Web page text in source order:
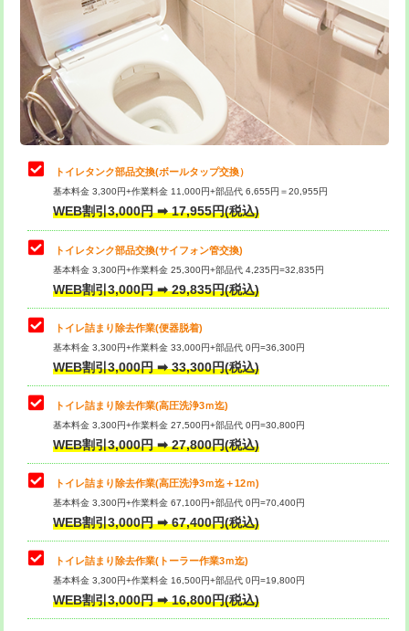
トイレタンク部品交換(ボールタップ交換）
基本料金 3,300円+作業料金 11,000円+部品代 6,655円＝20,955円
WEB割引3,000円 ➡ 17,955円(税込)
トイレタンク部品交換(サイフォン管交換)
基本料金 3,300円+作業料金 25,300円+部品代 4,235円=32,835円
WEB割引3,000円 ➡ 29,835円(税込)
トイレ詰まり除去作業(便器脱着)
基本料金 3,300円+作業料金 33,000円+部品代 0円=36,300円
WEB割引3,000円 ➡ 33,300円(税込)
トイレ詰まり除去作業(高圧洗浄3ｍ迄)
基本料金 3,300円+作業料金 27,500円+部品代 0円=30,800円
WEB割引3,000円 ➡ 27,800円(税込)
トイレ詰まり除去作業(高圧洗浄3ｍ迄＋12ｍ)
基本料金 3,300円+作業料金 67,100円+部品代 0円=70,400円
WEB割引3,000円 ➡ 67,400円(税込)
トイレ詰まり除去作業(トーラー作業3ｍ迄)
基本料金 3,300円+作業料金 16,500円+部品代 0円=19,800円
WEB割引3,000円 ➡ 16,800円(税込)